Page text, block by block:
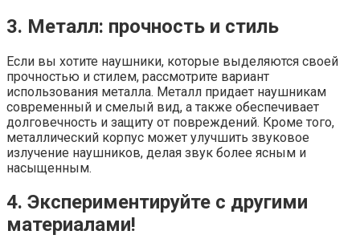
3. Металл: прочность и стиль
Если вы хотите наушники, которые выделяются своей
прочностью и стилем, рассмотрите вариант
использования металла. Металл придает наушникам
современный и смелый вид, а также обеспечивает
долговечность и защиту от повреждений. Кроме того,
металлический корпус может улучшить звуковое
излучение наушников, делая звук более ясным и
насыщенным.
4. Экспериментируйте с другими
материалами!